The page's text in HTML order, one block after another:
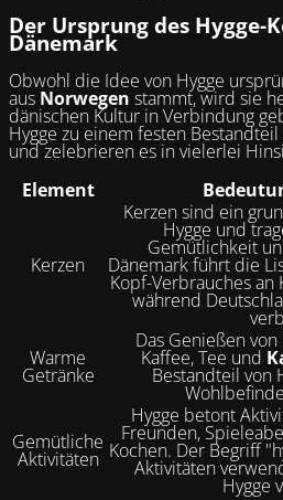
Der Ursprung des Hygge-
Dänemark
Obwohl die Idee von Hygge
aus Norwegen stammt, wird sie
dänischen Kultur in Verbindung
Hygge zu einem festen
und zelebrieren es in vielerlei
Element
Kerzen
Kerzen sind ein
Hygge und
Gemütlichkeit
Dänemark führt die
Kopf-Verbrauches an
während
Warme
Getränke
Das Genießen
Kaffee, Tee und
Bestandteil von
Gemütliche
Aktivitäten
Hygge betont
Freunden,
Kochen. Der Begriff
Aktivitäten
Hygge